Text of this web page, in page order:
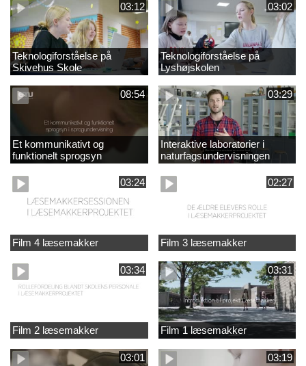
03:12
Teknologiforståelse på
Skivehus Skole
03:02
Teknologiforståelse på
Lyshøjskolen
08:54
Et kommunikativt og
funktionelt sprogsyn
03:29
Interaktive laboratorier i
naturfagsundervisningen
03:24
Film 4 læsemakker
02:27
Film 3 læsemakker
03:34
Film 2 læsemakker
03:31
Film 1 læsemakker
03:01 03:19